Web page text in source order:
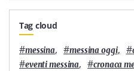
Tag cloud
#messina, #messina oggi, #
#eventi messina, #cronaca